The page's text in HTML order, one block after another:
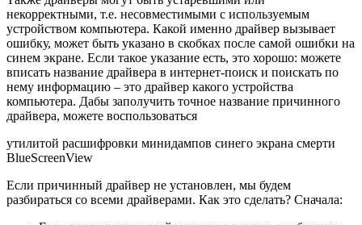
некорректными, т.е. несовместимыми с используемым
устройством компьютера. Какой именно драйвер вызывает
ошибку, может быть указано в скобках после самой ошибки на
синем экране. Если такое указание есть, это хорошо: можете
вписать название драйвера в интернет-поиск и поискать по
нему информацию – это драйвер какого устройства
компьютера. Дабы заполучить точное название причинного
драйвера, можете воспользоваться
утилитой расшифровки минидампов синего экрана смерти
BlueScreenView
Если причинный драйвер не установлен, мы будем
разбираться со всеми драйверами. Как это сделать? Сначала: